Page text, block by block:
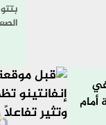
أمام